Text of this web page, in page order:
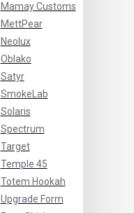
Mamay Customs
MettPear
Neolux
Oblako
Satyr
SmokeLab
Solaris
Spectrum
Target
Temple 45
Totem Hookah
Upgrade Form